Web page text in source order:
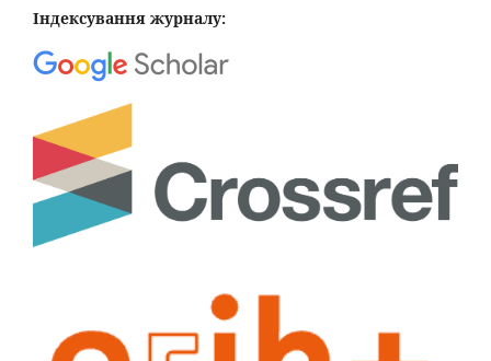
Індексування журналу: